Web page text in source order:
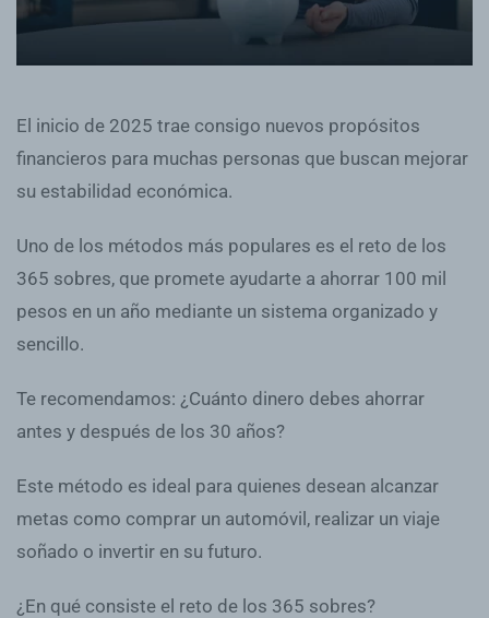
El inicio de 2025 trae consigo nuevos propósitos
financieros para muchas personas que buscan mejorar
su estabilidad económica.
Uno de los métodos más populares es el reto de los
365 sobres, que promete ayudarte a ahorrar 100 mil
pesos en un año mediante un sistema organizado y
sencillo.
Te recomendamos: ¿Cuánto dinero debes ahorrar
antes y después de los 30 años?
Este método es ideal para quienes desean alcanzar
metas como comprar un automóvil, realizar un viaje
soñado o invertir en su futuro.
¿En qué consiste el reto de los 365 sobres?